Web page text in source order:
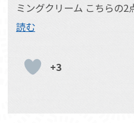
ミングクリーム こちらの
読む
+3